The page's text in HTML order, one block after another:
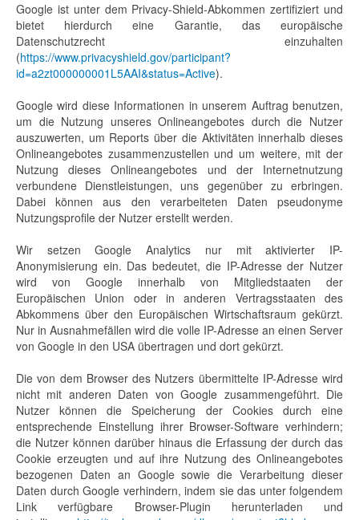
Google ist unter dem Privacy-Shield-Abkommen zertifiziert und
bietet hierdurch eine Garantie, das europäische
Datenschutzrecht einzuhalten
(https://www.privacyshield.gov/participant?
id=a2zt000000001L5AAI&status=Active).
Google wird diese Informationen in unserem Auftrag benutzen,
um die Nutzung unseres Onlineangebotes durch die Nutzer
auszuwerten, um Reports über die Aktivitäten innerhalb dieses
Onlineangebotes zusammenzustellen und um weitere, mit der
Nutzung dieses Onlineangebotes und der Internetnutzung
verbundene Dienstleistungen, uns gegenüber zu erbringen.
Dabei können aus den verarbeiteten Daten pseudonyme
Nutzungsprofile der Nutzer erstellt werden.
Wir setzen Google Analytics nur mit aktivierter IP-
Anonymisierung ein. Das bedeutet, die IP-Adresse der Nutzer
wird von Google innerhalb von Mitgliedstaaten der
Europäischen Union oder in anderen Vertragsstaaten des
Abkommens über den Europäischen Wirtschaftsraum gekürzt.
Nur in Ausnahmefällen wird die volle IP-Adresse an einen Server
von Google in den USA übertragen und dort gekürzt.
Die von dem Browser des Nutzers übermittelte IP-Adresse wird
nicht mit anderen Daten von Google zusammengeführt. Die
Nutzer können die Speicherung der Cookies durch eine
entsprechende Einstellung ihrer Browser-Software verhindern;
die Nutzer können darüber hinaus die Erfassung der durch das
Cookie erzeugten und auf ihre Nutzung des Onlineangebotes
bezogenen Daten an Google sowie die Verarbeitung dieser
Daten durch Google verhindern, indem sie das unter folgendem
Link verfügbare Browser-Plugin herunterladen und